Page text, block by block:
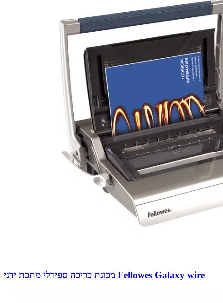
מכונת כריכה ספירלי מתכת ידני Fellowes Galaxy wire